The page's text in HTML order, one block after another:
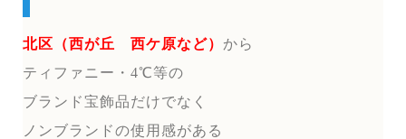
北区（西が丘 西ケ原など） から
ティファニー・4℃等の
ブランド宝飾品だけでなく
ノンブランドの使用感がある